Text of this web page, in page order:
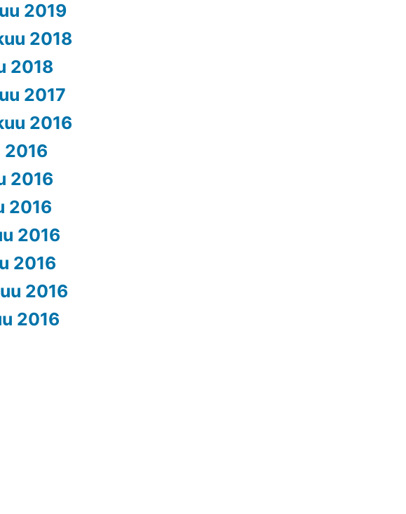
2019
2018
2018
2017
2016
2016
2016
2016
2016
2016
2016
2016